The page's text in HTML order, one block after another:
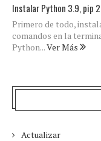
Instalar Python 3.9, pip
Primero de todo,
comandos en la
Python...Ver Más
Actualizar